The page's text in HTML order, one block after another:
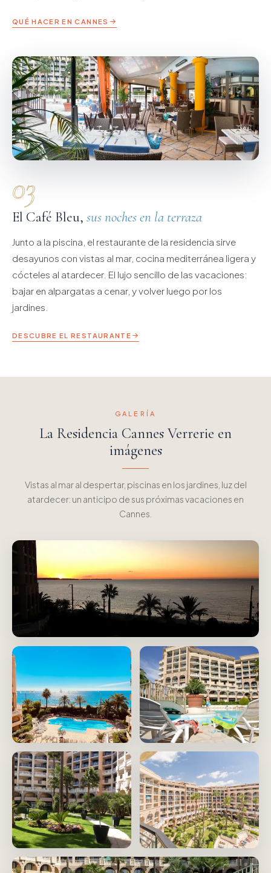
QUÉ HACER EN CANNES
03
El Café Bleu, sus noches en la terraza
Junto a la piscina, el restaurante de la residencia sirve
desayunos con vistas al mar, cocina mediterránea ligera y
cócteles al atardecer. El lujo sencillo de las vacaciones:
bajar en alpargatas a cenar, y volver luego por los
jardines.
DESCUBRE EL RESTAURANTE
GALERÍA
La Residencia Cannes Verrerie en
imágenes
Vistas al mar al despertar, piscinas en los jardines, luz del
atardecer: un anticipo de sus próximas vacaciones en
Cannes.